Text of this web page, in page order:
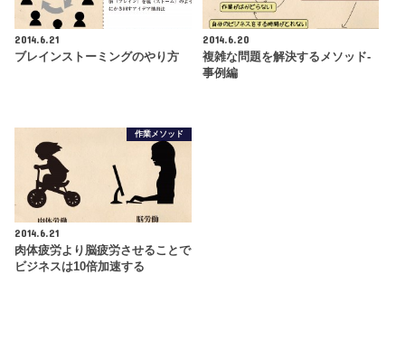
2014.6.21
ブレインストーミングのやり方
2014.6.20
複雑な問題を解決するメソッド-
事例編
作業メソッド
2014.6.21
肉体疲労より脳疲労させることで
ビジネスは10倍加速する